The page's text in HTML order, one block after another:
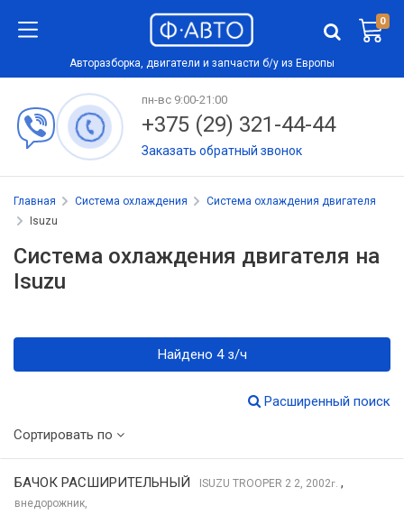
0
Авторазборка, двигатели и запчасти б/у из Европы
пн-вс 9:00-21:00
+375 (29) 321-44-44
Заказать обратный звонок
Главная Система охлаждения
Система охлаждения двигателя
Isuzu
Система охлаждения двигателя на
Isuzu
Найдено 4 з/ч
Расширенный поиск
Сортировать по
БАЧОК РАСШИРИТЕЛЬНЫЙ ISUZU TROOPER 2 2, 2002г. ,
внедорожник,